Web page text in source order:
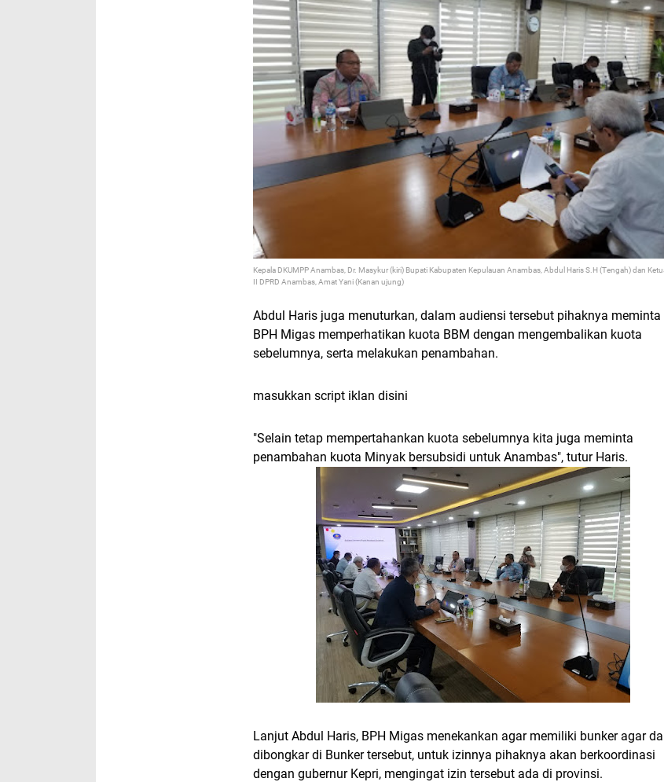
Kepala DKUMPP Anambas, Dr. Masykur (kiri) Bupati Kabupaten Kepulauan Anambas, Abdul Haris S.H (Tengah) dan
II DPRD Anambas, Amat Yani (Kanan ujung)
Abdul Haris juga menuturkan, dalam audiensi tersebut pihaknya meminta
BPH Migas memperhatikan kuota BBM dengan mengembalikan kuota
sebelumnya, serta melakukan penambahan.
masukkan script iklan disini
"Selain tetap mempertahankan kuota sebelumnya kita juga meminta
penambahan kuota Minyak bersubsidi untuk Anambas", tutur Haris.
Lanjut Abdul Haris, BPH Migas menekankan agar memiliki bunker agar
dibongkar di Bunker tersebut, untuk izinnya pihaknya akan berkoordinasi
dengan gubernur Kepri, mengingat izin tersebut ada di provinsi.